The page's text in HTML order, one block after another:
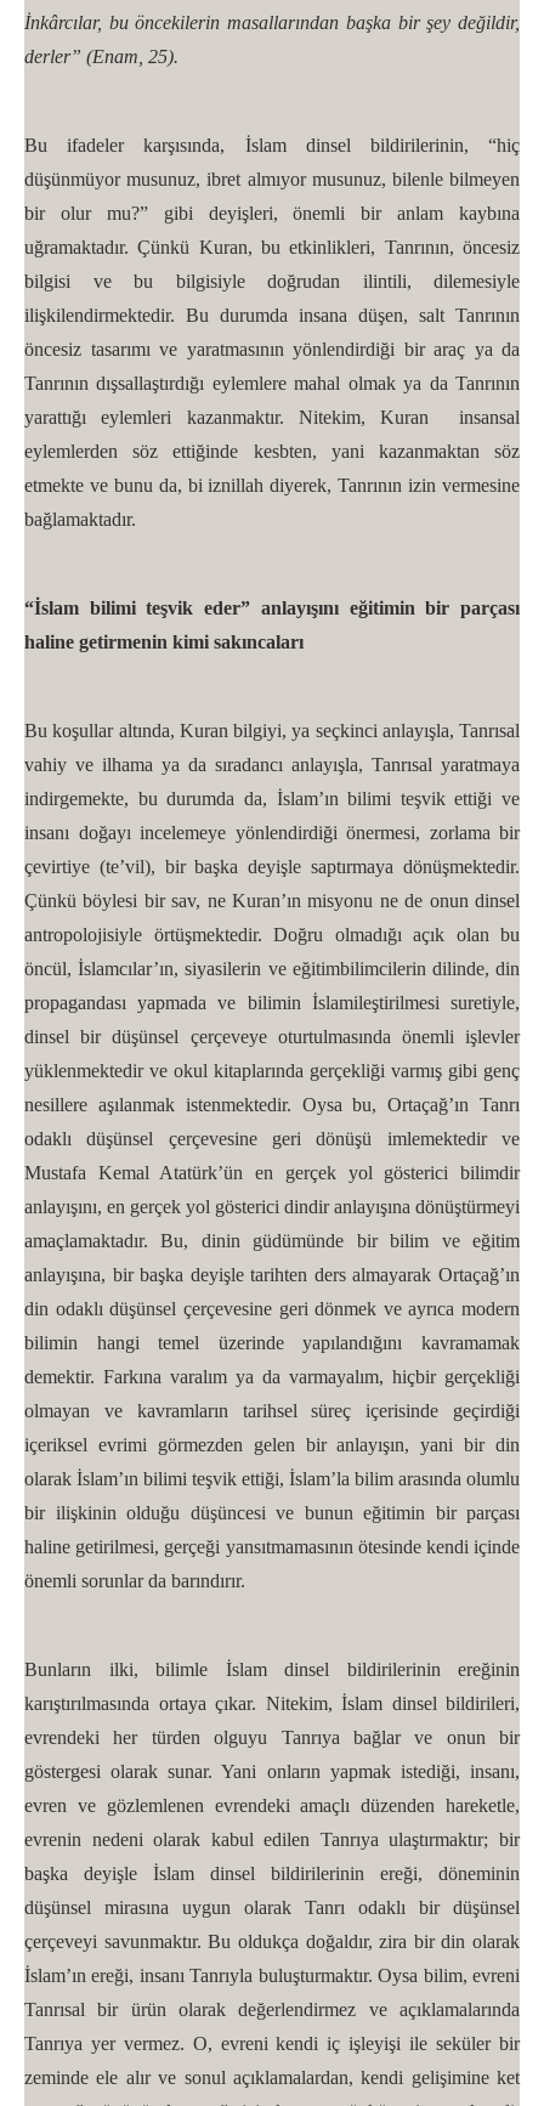
İnkârcılar, bu öncekilerin masallarından başka bir şey değildir,
derler” (Enam, 25).
Bu ifadeler karşısında, İslam dinsel bildirilerinin, “hiç
düşünmüyor musunuz, ibret almıyor musunuz, bilenle bilmeyen
bir olur mu?” gibi deyişleri, önemli bir anlam kaybına
uğramaktadır. Çünkü Kuran, bu etkinlikleri, Tanrının, öncesiz
bilgisi ve bu bilgisiyle doğrudan ilintili, dilemesiyle
ilişkilendirmektedir. Bu durumda insana düşen, salt Tanrının
öncesiz tasarımı ve yaratmasının yönlendirdiği bir araç ya da
Tanrının dışsallaştırdığı eylemlere mahal olmak ya da Tanrının
yarattığı eylemleri kazanmaktır. Nitekim, Kuran insansal
eylemlerden söz ettiğinde kesbten, yani kazanmaktan söz
etmekte ve bunu da, bi iznillah diyerek, Tanrının izin vermesine
bağlamaktadır.
“İslam bilimi teşvik eder” anlayışını eğitimin bir parçası
haline getirmenin kimi sakıncaları
Bu koşullar altında, Kuran bilgiyi, ya seçkinci anlayışla, Tanrısal
vahiy ve ilhama ya da sıradancı anlayışla, Tanrısal yaratmaya
indirgemekte, bu durumda da, İslam’ın bilimi teşvik ettiği ve
insanı doğayı incelemeye yönlendirdiği önermesi, zorlama bir
çevirtiye (te’vil), bir başka deyişle saptırmaya dönüşmektedir.
Çünkü böylesi bir sav, ne Kuran’ın misyonu ne de onun dinsel
antropolojisiyle örtüşmektedir. Doğru olmadığı açık olan bu
öncül, İslamcılar’ın, siyasilerin ve eğitimbilimcilerin dilinde, din
propagandası yapmada ve bilimin İslamileştirilmesi suretiyle,
dinsel bir düşünsel çerçeveye oturtulmasında önemli işlevler
yüklenmektedir ve okul kitaplarında gerçekliği varmış gibi genç
nesillere aşılanmak istenmektedir. Oysa bu, Ortaçağ’ın Tanrı
odaklı düşünsel çerçevesine geri dönüşü imlemektedir ve
Mustafa Kemal Atatürk’ün en gerçek yol gösterici bilimdir
anlayışını, en gerçek yol gösterici dindir anlayışına dönüştürmeyi
amaçlamaktadır. Bu, dinin güdümünde bir bilim ve eğitim
anlayışına, bir başka deyişle tarihten ders almayarak Ortaçağ’ın
din odaklı düşünsel çerçevesine geri dönmek ve ayrıca modern
bilimin hangi temel üzerinde yapılandığını kavramamak
demektir. Farkına varalım ya da varmayalım, hiçbir gerçekliği
olmayan ve kavramların tarihsel süreç içerisinde geçirdiği
içeriksel evrimi görmezden gelen bir anlayışın, yani bir din
olarak İslam’ın bilimi teşvik ettiği, İslam’la bilim arasında olumlu
bir ilişkinin olduğu düşüncesi ve bunun eğitimin bir parçası
haline getirilmesi, gerçeği yansıtmamasının ötesinde kendi içinde
önemli sorunlar da barındırır.
Bunların ilki, bilimle İslam dinsel bildirilerinin ereğinin
karıştırılmasında ortaya çıkar. Nitekim, İslam dinsel bildirileri,
evrendeki her türden olguyu Tanrıya bağlar ve onun bir
göstergesi olarak sunar. Yani onların yapmak istediği, insanı,
evren ve gözlemlenen evrendeki amaçlı düzenden hareketle,
evrenin nedeni olarak kabul edilen Tanrıya ulaştırmaktır; bir
başka deyişle İslam dinsel bildirilerinin ereği, döneminin
düşünsel mirasına uygun olarak Tanrı odaklı bir düşünsel
çerçeveyi savunmaktır. Bu oldukça doğaldır, zira bir din olarak
İslam’ın ereği, insanı Tanrıyla buluşturmaktır. Oysa bilim, evreni
Tanrısal bir ürün olarak değerlendirmez ve açıklamalarında
Tanrıya yer vermez. O, evreni kendi iç işleyişi ile seküler bir
zeminde ele alır ve sonul açıklamalardan, kendi gelişimine ket